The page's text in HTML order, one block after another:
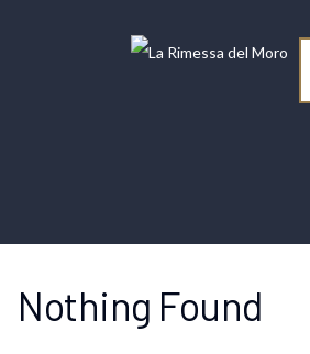
Nothing Found